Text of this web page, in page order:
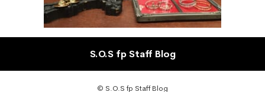
S.O.S fp Staff Blog
© S.O.S fp Staff Blog